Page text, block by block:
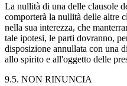
La nullità di una delle clausole
comporterà la nullità delle altre
nella sua interezza, che
tale ipotesi, le parti dovranno,
disposizione annullata con una
allo spirito e all'oggetto delle
9.5. NON RINUNCIA